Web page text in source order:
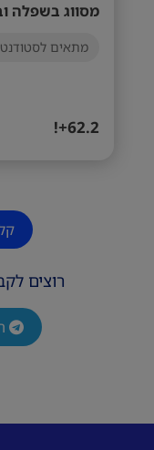
מסווג בשפלה
מתאים
62.2+!
רוצים